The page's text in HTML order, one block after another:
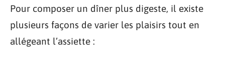
Pour composer un dîner plus digeste, il existe
plusieurs façons de varier les plaisirs tout en
allégeant l’assiette :